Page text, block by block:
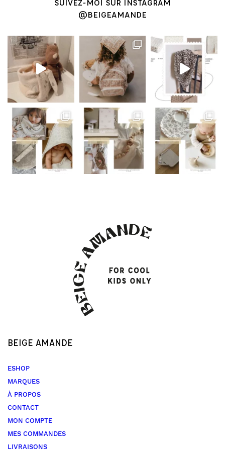
SUIVEZ-MOI SUR INSTAGRAM
@BEIGEAMANDE
BEIGE AMANDE
ESHOP
MARQUES
À PROPOS
CONTACT
MON COMPTE
MES COMMANDES
LIVRAISONS